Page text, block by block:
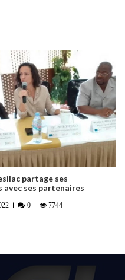
partage ses
avec ses partenaires
0 7744